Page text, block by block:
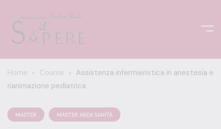
Home Course
Assistenza infermieristica in anestesia e
rianimazione pediatrica
MASTER MASTER AREA SANITÀ